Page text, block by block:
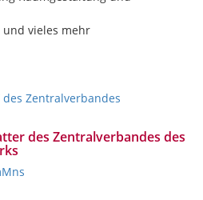
vieles mehr
des Zentralverbandes
des Zentralverbandes des